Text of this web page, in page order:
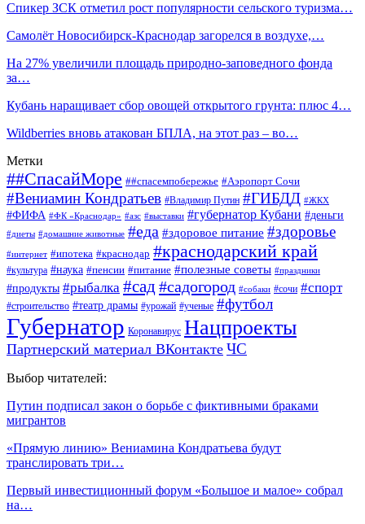
Спикер ЗСК отметил рост популярности сельского туризма…
Самолёт Новосибирск-Краснодар загорелся в воздухе,…
На 27% увеличили площадь природно-заповедного фонда
за…
Кубань наращивает сбор овощей открытого грунта: плюс 4…
Wildberries вновь атакован БПЛА, на этот раз – во…
Метки
##СпасайМоре ##спасемпобережье #Аэропорт Сочи
#Вениамин Кондратьев #Владимир Путин #ГИБДД #ЖКХ
#ФИФА #ФК «Краснодар» #азс #выставки #губернатор Кубани #деньги
#диеты #домашние животные #еда #здоровое питание #здоровье
#интернет #ипотека #краснодар #краснодарский край
#культура #наука #пенсии #питание #полезные советы #праздники
#продукты #рыбалка #сад #садогород #собаки #сочи #спорт
#строительство #театр драмы #урожай #ученые #футбол
Губернатор Коронавирус Нацпроекты
Партнерский материал ВКонтакте ЧС
Выбор читателей:
Путин подписал закон о борьбе с фиктивными браками
мигрантов
«Прямую линию» Вениамина Кондратьева будут
транслировать три…
Первый инвестиционный форум «Большое и малое» собрал
на…